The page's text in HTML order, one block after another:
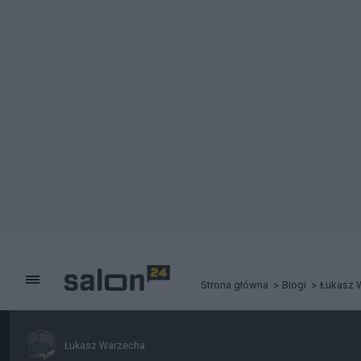
Strona główna Blogi Łukasz
Łukasz Warzecha